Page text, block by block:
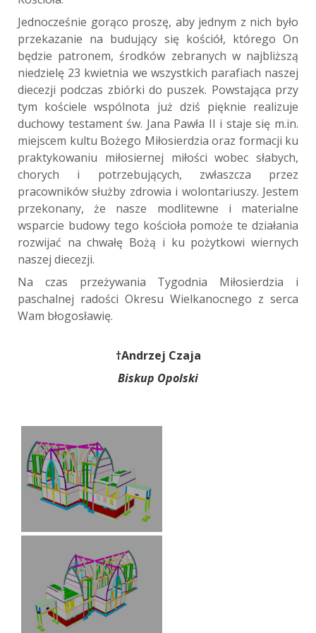
Jednocześnie gorąco proszę, aby jednym z nich było
przekazanie na budujący się kościół, którego On
będzie patronem, środków zebranych w najbliższą
niedzielę 23 kwietnia we wszystkich parafiach naszej
diecezji podczas zbiórki do puszek. Powstająca przy
tym kościele wspólnota już dziś pięknie realizuje
duchowy testament św. Jana Pawła II i staje się m.in.
miejscem kultu Bożego Miłosierdzia oraz formacji ku
praktykowaniu miłosiernej miłości wobec słabych,
chorych i potrzebujących, zwłaszcza przez
pracowników służby zdrowia i wolontariuszy. Jestem
przekonany, że nasze modlitewne i materialne
wsparcie budowy tego kościoła pomoże te działania
rozwijać na chwałę Bożą i ku pożytkowi wiernych
naszej diecezji.
Na czas przeżywania Tygodnia Miłosierdzia i
paschalnej radości Okresu Wielkanocnego z serca
Wam błogosławię.
†Andrzej Czaja
Biskup Opolski